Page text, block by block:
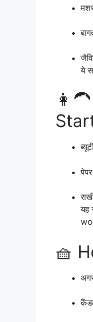
ये
यह
🧺